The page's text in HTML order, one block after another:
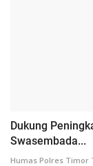
Dukung
Swasembada...
Humas Polres Timor